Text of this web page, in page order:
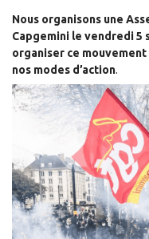
Nous organisons une
Capgemini le vendredi 5
organiser ce mouvement
nos modes d’action.